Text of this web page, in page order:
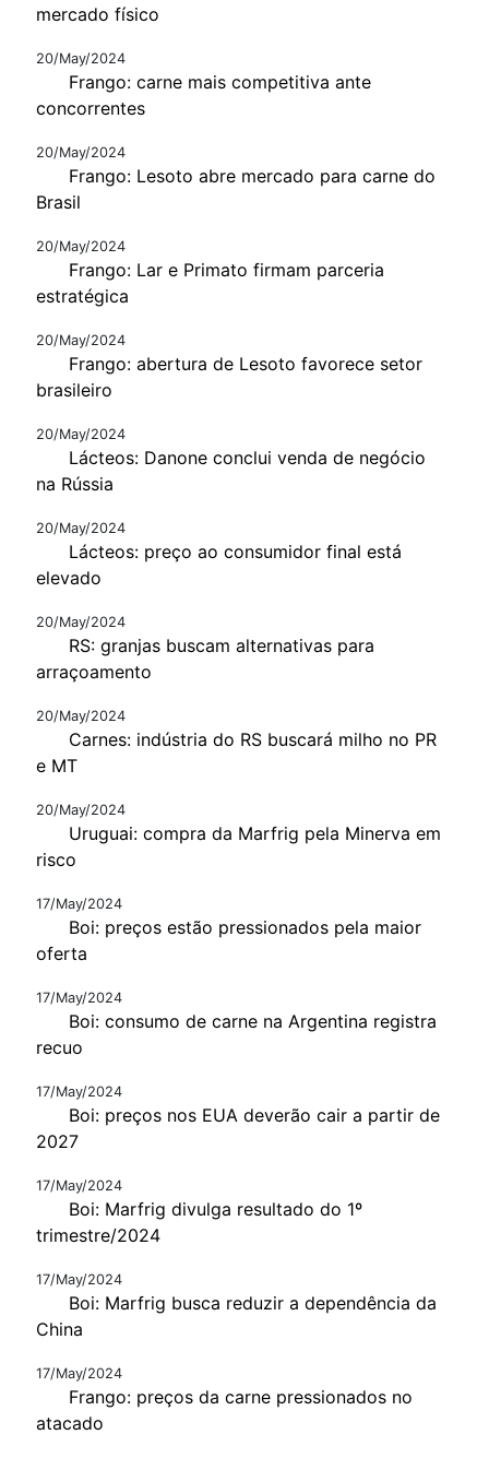
mercado físico
20/May/2024
Frango: carne mais competitiva ante
concorrentes
20/May/2024
Frango: Lesoto abre mercado para carne do
Brasil
20/May/2024
Frango: Lar e Primato firmam parceria
estratégica
20/May/2024
Frango: abertura de Lesoto favorece setor
brasileiro
20/May/2024
Lácteos: Danone conclui venda de negócio
na Rússia
20/May/2024
Lácteos: preço ao consumidor final está
elevado
20/May/2024
RS: granjas buscam alternativas para
arraçoamento
20/May/2024
Carnes: indústria do RS buscará milho no PR
e MT
20/May/2024
Uruguai: compra da Marfrig pela Minerva em
risco
17/May/2024
Boi: preços estão pressionados pela maior
oferta
17/May/2024
Boi: consumo de carne na Argentina registra
recuo
17/May/2024
Boi: preços nos EUA deverão cair a partir de
2027
17/May/2024
Boi: Marfrig divulga resultado do 1º
trimestre/2024
17/May/2024
Boi: Marfrig busca reduzir a dependência da
China
17/May/2024
Frango: preços da carne pressionados no
atacado